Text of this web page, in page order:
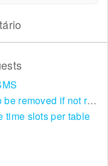
Allow 'Move to Standby List' to be removed if not required in the pop up summary menu
time slots per table